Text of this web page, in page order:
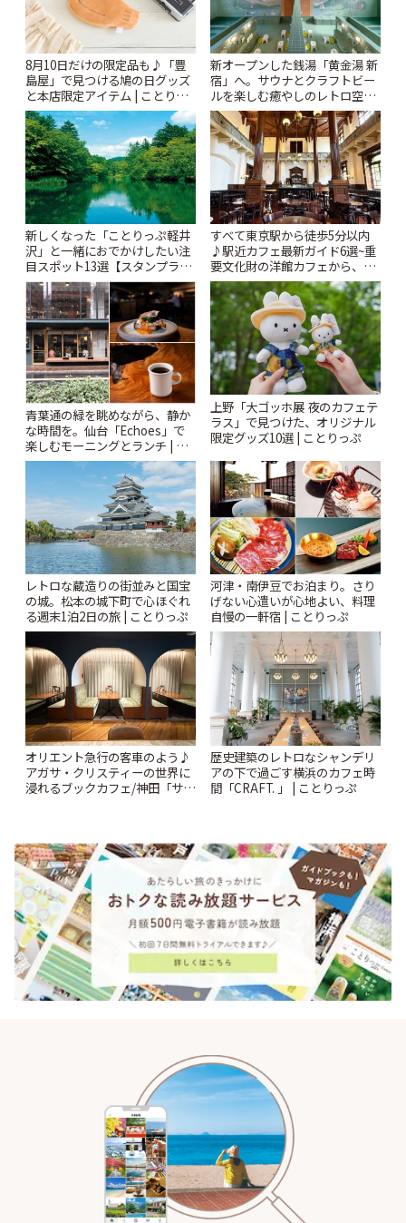
8月10日だけの限定品も♪「豊
島屋」で見つける鳩の日グッズ
と本店限定アイテム | ことりっ
ぷ
新オープンした銭湯「黄金湯 新
宿」へ。サウナとクラフトビー
ルを楽しむ癒やしのレトロ空間
| ことりっぷ
新しくなった「ことりっぷ軽井
沢」と一緒におでかけしたい注
目スポット13選【スタンプラリ
ー開催中】 | ことりっぷ
すべて東京駅から徒歩5分以内
♪駅近カフェ最新ガイド6選~重
要文化財の洋館カフェから、改
札すぐのレトロ喫茶まで~ | こと
りっぷ
青葉通の緑を眺めながら、静か
な時間を。仙台「Echoes」で
楽しむモーニングとランチ | こ
とりっぷ
上野「大ゴッホ展 夜のカフェテ
ラス」で見つけた、オリジナル
限定グッズ10選 | ことりっぷ
レトロな蔵造りの街並みと国宝
の城。松本の城下町で心ほぐれ
る週末1泊2日の旅 | ことりっぷ
河津・南伊豆でお泊まり。さり
げない心遣いが心地よい、料理
自慢の一軒宿 | ことりっぷ
オリエント急行の客車のよう♪
アガサ・クリスティーの世界に
浸れるブックカフェ/神田「サロ
歴史建築のレトロなシャンデリ
アの下で過ごす横浜のカフェ時
間「CRAFT. 」 | ことりっぷ